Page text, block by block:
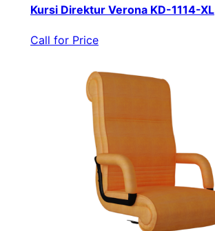
Kursi Direktur Verona KD-1114-XL
Call for Price